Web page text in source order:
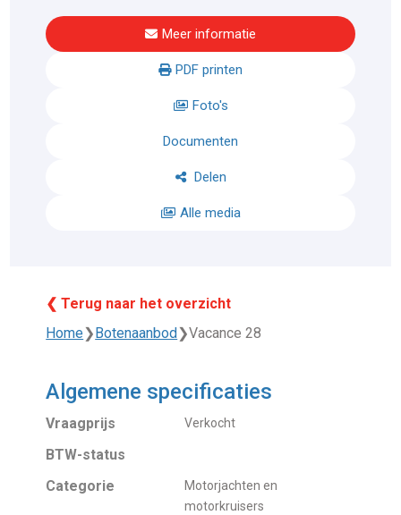
Meer informatie
PDF printen
Foto's
Documenten
Delen
Alle media
❮ Terug naar het overzicht
Home❯ Botenaanbod ❯Vacance 28
Algemene specificaties
Vraagprijs Verkocht
BTW-status
Categorie
Motorjachten en
motorkruisers